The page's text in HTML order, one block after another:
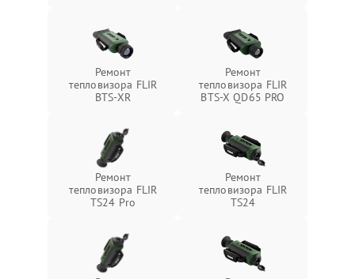
Ремонт
тепловизора FLIR
BTS-XR
Ремонт
тепловизора FLIR
BTS-X QD65 PRO
Ремонт
тепловизора FLIR
TS24 Pro
Ремонт
тепловизора FLIR
TS24